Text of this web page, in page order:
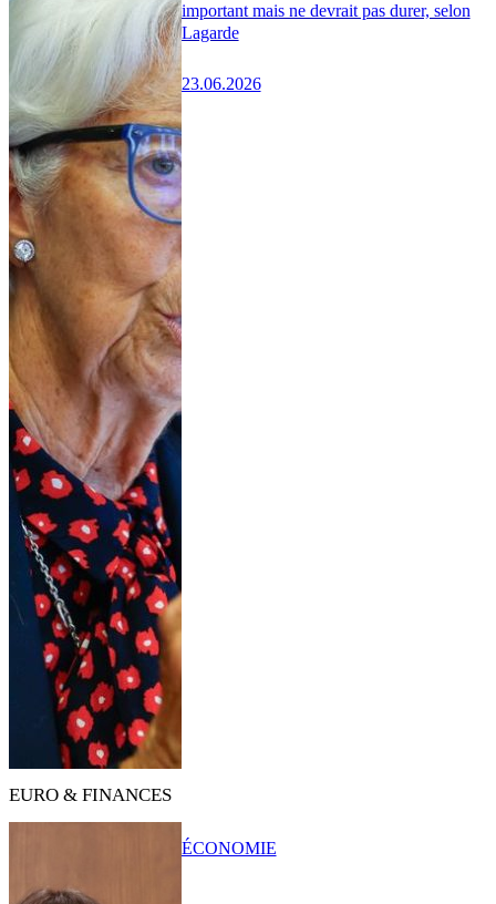
important mais ne devrait pas durer, selon
Lagarde
23.06.2026
EURO & FINANCES
ÉCONOMIE